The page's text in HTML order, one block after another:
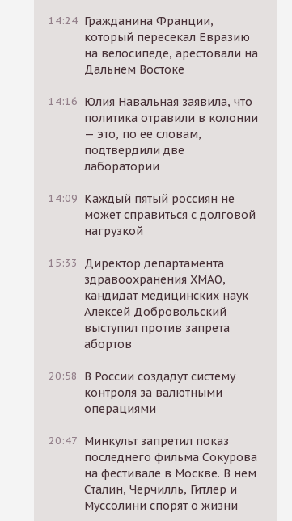
14:24 Гражданина Франции,
который пересекал Евразию
на велосипеде, арестовали на
Дальнем Востоке
14:16 Юлия Навальная заявила, что
политика отравили в колонии
— это, по ее словам,
подтвердили две
лаборатории
14:09 Каждый пятый россиян не
может справиться с долговой
нагрузкой
15:33
Директор департамента
здравоохранения ХМАО,
кандидат медицинских наук
Алексей Добровольский
выступил против запрета
абортов
20:58
В России создадут систему
контроля за валютными
операциями
20:47 Минкульт запретил показ
последнего фильма Сокурова
на фестивале в Москве. В нем
Сталин, Черчилль, Гитлер и
Муссолини спорят о жизни